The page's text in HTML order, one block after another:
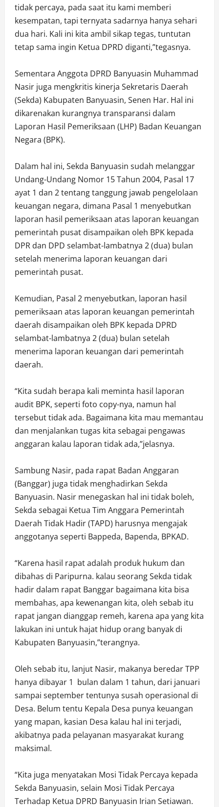
tidak percaya, pada saat itu kami memberi
kesempatan, tapi ternyata sadarnya hanya sehari
dua hari. Kali ini kita ambil sikap tegas, tuntutan
tetap sama ingin Ketua DPRD diganti,”tegasnya.
Sementara Anggota DPRD Banyuasin Muhammad
Nasir juga mengkritis kinerja Sekretaris Daerah
(Sekda) Kabupaten Banyuasin, Senen Har. Hal ini
dikarenakan kurangnya transparansi dalam
Laporan Hasil Pemeriksaan (LHP) Badan Keuangan
Negara (BPK).
Dalam hal ini, Sekda Banyuasin sudah melanggar
Undang-Undang Nomor 15 Tahun 2004, Pasal 17
ayat 1 dan 2 tentang tanggung jawab pengelolaan
keuangan negara, dimana Pasal 1 menyebutkan
laporan hasil pemeriksaan atas laporan keuangan
pemerintah pusat disampaikan oleh BPK kepada
DPR dan DPD selambat-lambatnya 2 (dua) bulan
setelah menerima laporan keuangan dari
pemerintah pusat.
Kemudian, Pasal 2 menyebutkan, laporan hasil
pemeriksaan atas laporan keuangan pemerintah
daerah disampaikan oleh BPK kepada DPRD
selambat-lambatnya 2 (dua) bulan setelah
menerima laporan keuangan dari pemerintah
daerah.
“Kita sudah berapa kali meminta hasil laporan
audit BPK, seperti foto copy-nya, namun hal
tersebut tidak ada. Bagaimana kita mau memantau
dan menjalankan tugas kita sebagai pengawas
anggaran kalau laporan tidak ada,”jelasnya.
Sambung Nasir, pada rapat Badan Anggaran
(Banggar) juga tidak menghadirkan Sekda
Banyuasin. Nasir menegaskan hal ini tidak boleh,
Sekda sebagai Ketua Tim Anggara Pemerintah
Daerah Tidak Hadir (TAPD) harusnya mengajak
anggotanya seperti Bappeda, Bapenda, BPKAD.
“Karena hasil rapat adalah produk hukum dan
dibahas di Paripurna. kalau seorang Sekda tidak
hadir dalam rapat Banggar bagaimana kita bisa
membahas, apa kewenangan kita, oleh sebab itu
rapat jangan dianggap remeh, karena apa yang kita
lakukan ini untuk hajat hidup orang banyak di
Kabupaten Banyuasin,”terangnya.
Oleh sebab itu, lanjut Nasir, makanya beredar TPP
hanya dibayar 1 bulan dalam 1 tahun, dari januari
sampai september tentunya susah operasional di
Desa. Belum tentu Kepala Desa punya keuangan
yang mapan, kasian Desa kalau hal ini terjadi,
akibatnya pada pelayanan masyarakat kurang
maksimal.
“Kita juga menyatakan Mosi Tidak Percaya kepada
Sekda Banyuasin, selain Mosi Tidak Percaya
Terhadap Ketua DPRD Banyuasin Irian Setiawan.